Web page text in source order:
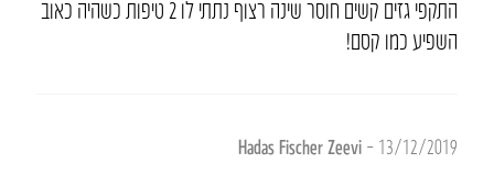
התקפי גזים קשים חוסר שינה רצוף נתתי לו 2 טיפות כשהיה כאוב
השפיע כמו קסם!
Hadas Fischer Zeevi – 13/12/2019